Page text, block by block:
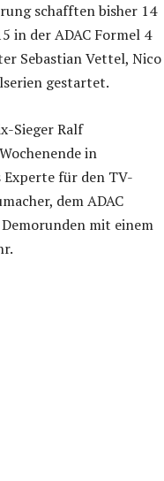
schafften bisher 14
in der ADAC Formel 4
Sebastian Vettel, Nico
gestartet.
Sieger Ralf
in
Experte für den TV-
dem ADAC
mit einem